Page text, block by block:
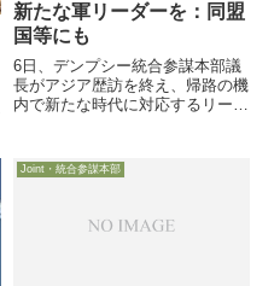
新たな軍リーダーを：同盟
国等にも
6日、デンプシー統合参謀本部議
長がアジア歴訪を終え、帰路の機
内で新たな時代に対応するリーダ
洋地域の同盟国等のリーダーに関
しても新たな環境や脅威に対応し
Joint・統合参謀本部